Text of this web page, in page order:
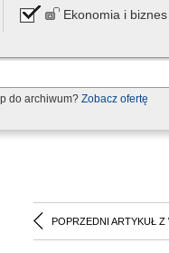
Ekonomia i biznes
do archiwum? Zobacz ofertę
POPRZEDNI ARTYKUŁ Z